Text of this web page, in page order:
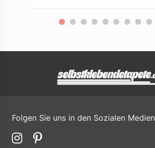
Folgen Sie uns in den Sozialen Medien